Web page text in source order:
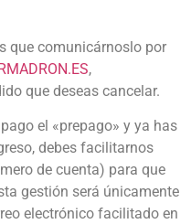
que comunicárnoslo por
,
que deseas cancelar.
el «prepago» y ya has
debes facilitarnos
de cuenta) para que
gestión será únicamente
electrónico facilitado en